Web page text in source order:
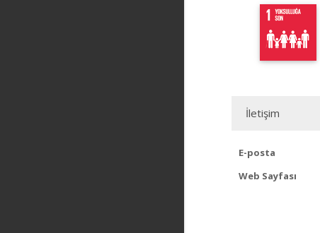
İletişim
E-posta
Web Sayfası